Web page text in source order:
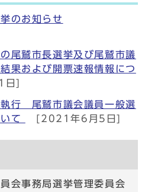
のお知らせ
尾鷲市長選挙及び尾鷲市議
果および開票速報情報につ
日]
行 尾鷲市議会議員一般選
て
[2021年6月5日]
会事務局選挙管理委員会